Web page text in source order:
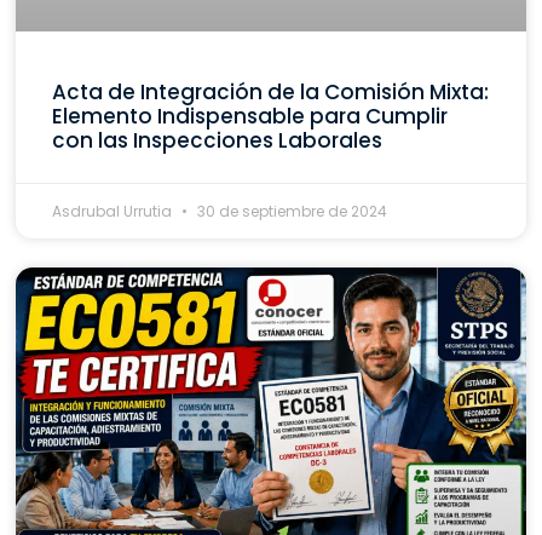
Acta de Integración de la Comisión Mixta:
Elemento Indispensable para Cumplir
con las Inspecciones Laborales
Asdrubal Urrutia 30 de septiembre de 2024